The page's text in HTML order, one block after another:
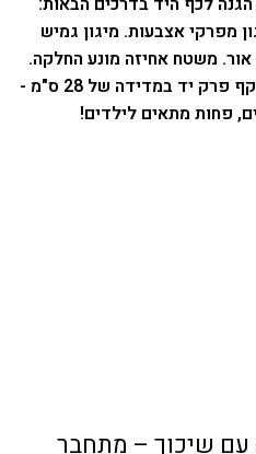
מפרקי אצבעות. מיגון גמיש
משטח אחיזה מונע החלקה.
כפפה במידה XXL מתאימה להקף פרק יד במדידה של 28 ס"מ -
פחות מתאים לילדים!
עם שיכוך – מתחבר